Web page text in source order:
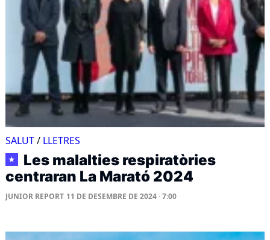
SALUT/ LLETRES
★
Les malalties respiratòries
centraran La Marató 2024
JUNIOR REPORT 11 DE DESEMBRE DE 2024 · 7:00